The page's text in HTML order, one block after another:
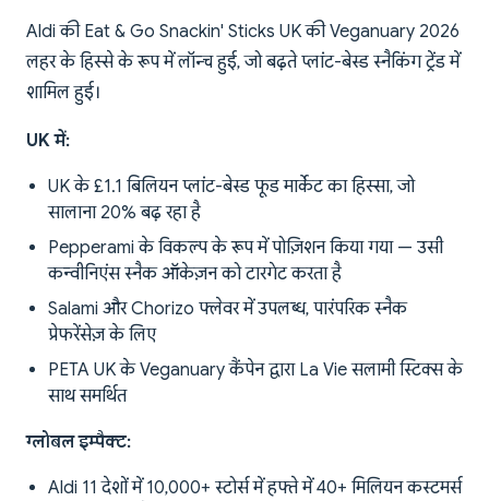
Aldi की Eat & Go Snackin' Sticks UK की Veganuary 2026
लहर के हिस्से के रूप में लॉन्च हुई, जो बढ़ते प्लांट-बेस्ड स्नैकिंग ट्रेंड में
शामिल हुई।
UK में:
UK के £1.1 बिलियन प्लांट-बेस्ड फूड मार्केट का हिस्सा, जो
सालाना 20% बढ़ रहा है
Pepperami के विकल्प के रूप में पोज़िशन किया गया — उसी
कन्वीनिएंस स्नैक ऑकेज़न को टारगेट करता है
Salami और Chorizo फ्लेवर में उपलब्ध, पारंपरिक स्नैक
प्रेफरेंसेज़ के लिए
PETA UK के Veganuary कैंपेन द्वारा La Vie सलामी स्टिक्स के
साथ समर्थित
ग्लोबल इम्पैक्ट:
Aldi 11 देशों में 10,000+ स्टोर्स में हफ्ते में 40+ मिलियन कस्टमर्स